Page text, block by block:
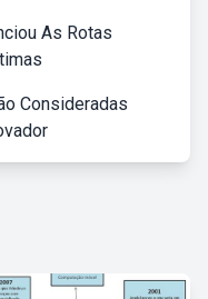
As Rotas
Consideradas